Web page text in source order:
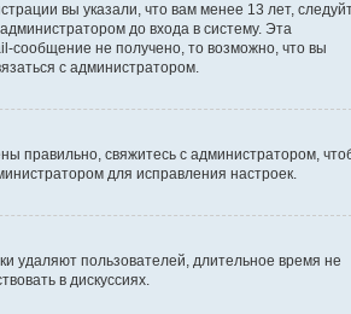
вы указали, что вам менее 13 лет,
до входа в систему. Эта
сообщение не получено, то возможно, что вы
с администратором.
правильно, свяжитесь с администратором,
для исправления настроек.
удаляют пользователей, длительное время не
в дискуссиях.